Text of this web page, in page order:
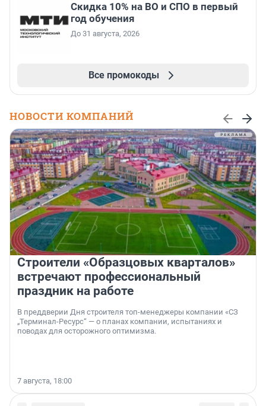
Скидка 10% на ВО и СПО в первый
год обучения
До 31 августа, 2026
Все промокоды
НОВОСТИ КОМПАНИЙ
Строители «Образцовых кварталов»
встречают профессиональный
праздник на работе
В преддверии Дня строителя топ-менеджеры компании «СЗ
„Терминал-Ресурс“ — о планах компании, испытаниях и
поводах для осторожного оптимизма.
7 августа, 18:00